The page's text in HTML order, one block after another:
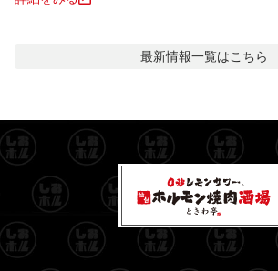
最新情報一覧はこちら